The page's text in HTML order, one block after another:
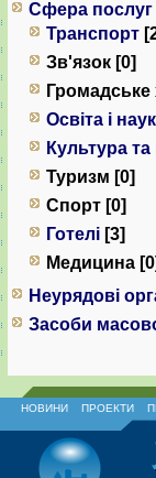
Сфера послуг
Транспорт
Зв'язок [0]
Громадське
Освіта і
Культура
Туризм [0]
Спорт [0]
Готелі [3]
Медицина
Неурядові
Засоби
НОВИНИ ПРОЕКТИ